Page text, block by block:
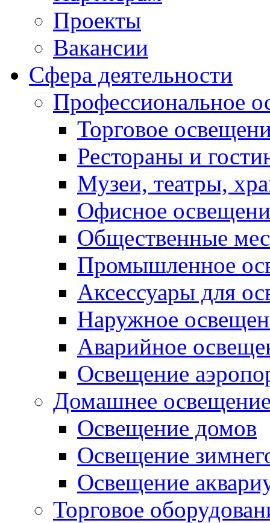
Проекты
Вакансии
Сфера деятельности
Профессиональное
Торговое
Рестораны и
Музеи, театры,
Офисное
Общественные
Промышленное
Аксессуары для
Наружное
Аварийное
Освещение
Домашнее
Освещение домов
Освещение
Освещение
Торговое